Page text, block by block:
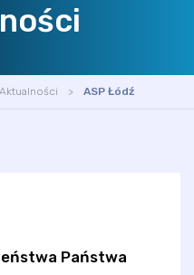
Aktualności ASP Łódź
Państwa